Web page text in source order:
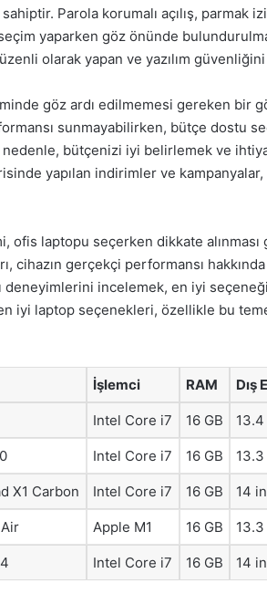
Parola korumalı açılış, parmak
yaparken göz önünde
olarak yapan ve yazılım
göz ardı edilmemesi gereken bir
sunmayabilirken, bütçe dostu
bütçenizi iyi belirlemek ve
yapılan indirimler ve
ofis laptopu seçerken dikkate
cihazın gerçekçi performansı
deneyimlerini incelemek, en iyi
iyi laptop seçenekleri, özellikle bu
İşlemci RAM Dış
Intel Core i7 16 GB
Intel Core i7 16 GB
X1 Carbon Intel Core i7 16 GB 14
Apple M1 16 GB
Intel Core i7 16 GB 14